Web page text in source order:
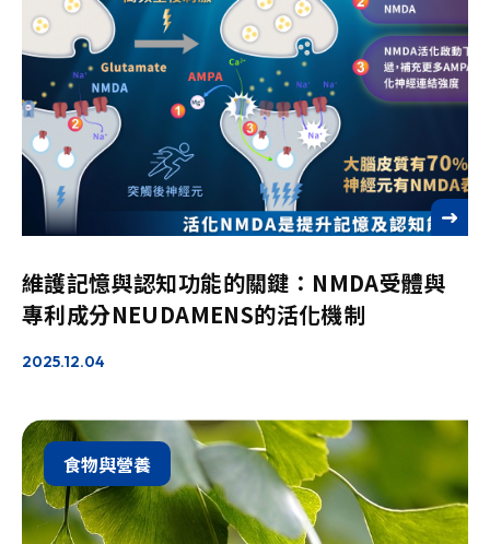
See more
維護記憶與認知功能的關鍵：NMDA受體與
專利成分NEUDAMENS的活化機制
2025.12.04
食物與營養